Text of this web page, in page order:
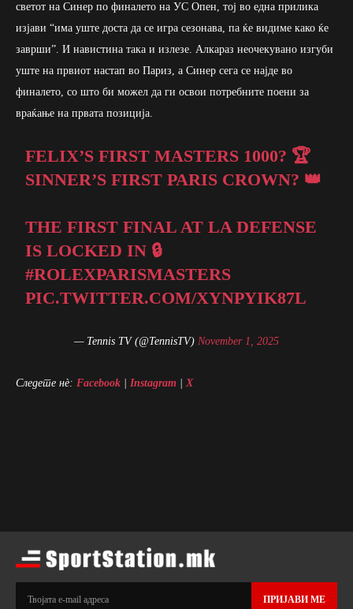
светот на Синер по финалето на УС Опен, тој во една прилика
изјави “има уште доста да се игра сезонава, па ќе видиме како ќе
заврши”. И навистина така и излезе. Алкараз неочекувано изгуби
уште на првиот настап во Париз, а Синер сега се најде во
финалето, со што би можел да ги освои потребните поени за
враќање на првата позиција.
FELIX’S FIRST MASTERS 1000? 🏆
SINNER’S FIRST PARIS CROWN? 👑
THE FIRST FINAL AT LA DEFENSE
IS LOCKED IN 🔒
#ROLEXPARISMASTERS
PIC.TWITTER.COM/XYNPYIK87L
— Tennis TV (@TennisTV) November 1, 2025
Следете нè: Facebook Instagram |X
ПРИЈАВИ МЕ